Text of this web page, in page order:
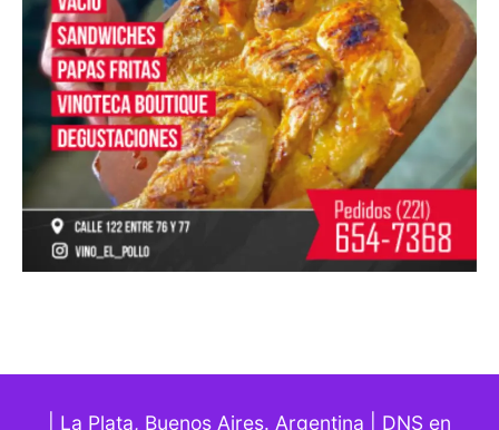
| La Plata, Buenos Aires. Argentina | DNS en